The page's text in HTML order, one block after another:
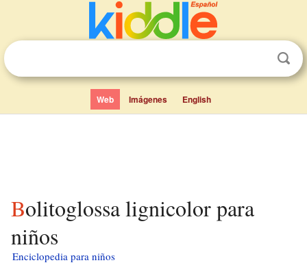
Web Imágenes English
Bolitoglossa lignicolor para
niños
Enciclopedia para niños